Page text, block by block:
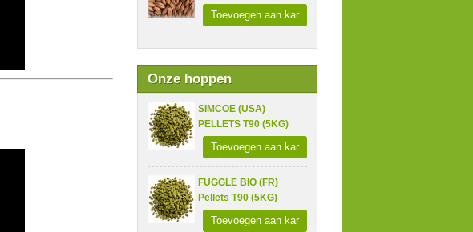
Toevoegen aan kar
Onze hoppen
SIMCOE (USA)
PELLETS T90 (5KG)
Toevoegen aan kar
FUGGLE BIO (FR)
Pellets T90 (5KG)
Toevoegen aan kar